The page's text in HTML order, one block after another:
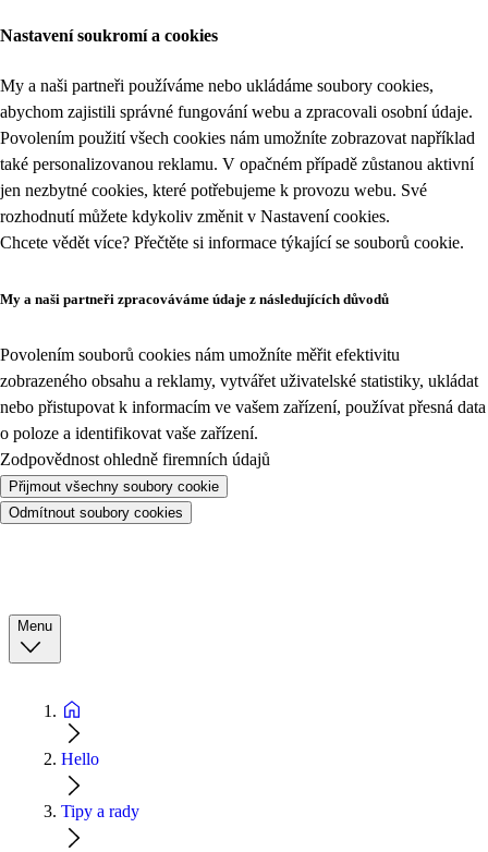
Nastavení soukromí a cookies
My a naši partneři používáme nebo ukládáme soubory cookies,
abychom zajistili správné fungování webu a zpracovali osobní údaje.
Povolením použití všech cookies nám umožníte zobrazovat například
také personalizovanou reklamu. V opačném případě zůstanou aktivní
jen nezbytné cookies, které potřebujeme k provozu webu. Své
rozhodnutí můžete kdykoliv změnit v Nastavení cookies.
Chcete vědět více? Přečtěte si informace týkající se souborů cookie.
My a naši partneři zpracováváme údaje z následujících důvodů
Povolením souborů cookies nám umožníte měřit efektivitu
zobrazeného obsahu a reklamy, vytvářet uživatelské statistiky, ukládat
nebo přistupovat k informacím ve vašem zařízení, používat přesná data
o poloze a identifikovat vaše zařízení.
Zodpovědnost ohledně firemních údajů
Přijmout všechny soubory cookie
Odmítnout soubory cookies
Menu
Hello
Tipy a rady